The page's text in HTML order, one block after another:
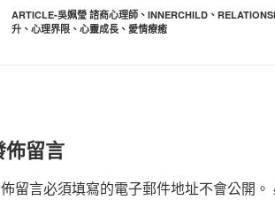
分
類
ARTICLE-吳姵瑩 諮商心理師、 INNERCHILD、
升、 心理界限、 心靈成長、 愛情療癒
佈留言
留言必須填寫的電子郵件地址不會公開。